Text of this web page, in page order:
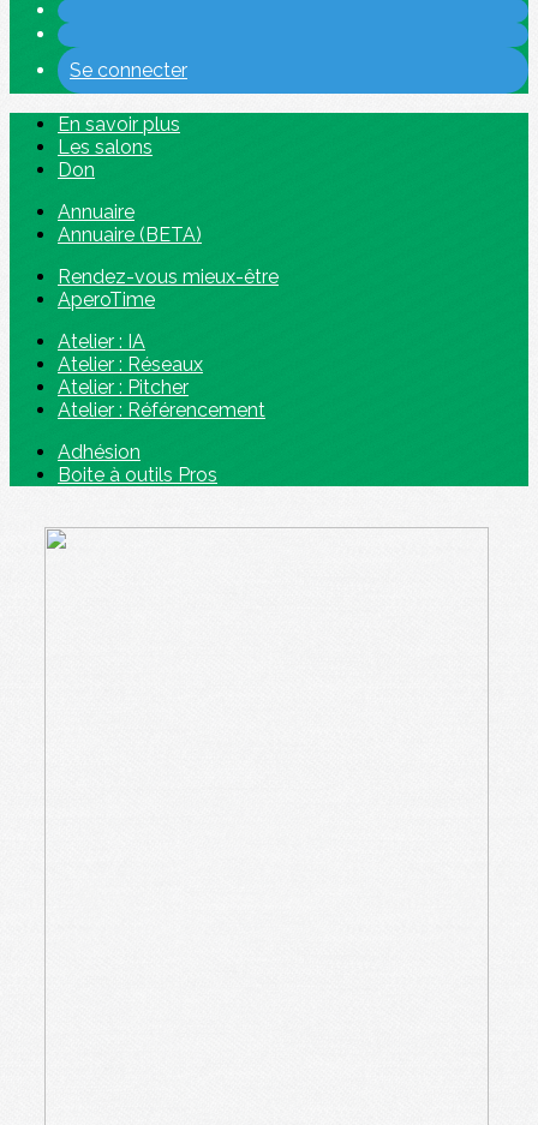
Se connecter
En savoir plus
Les salons
Don
Annuaire
Annuaire (BETA)
Rendez-vous mieux-être
AperoTime
Atelier : IA
Atelier : Réseaux
Atelier : Pitcher
Atelier : Référencement
Adhésion
Boite à outils Pros